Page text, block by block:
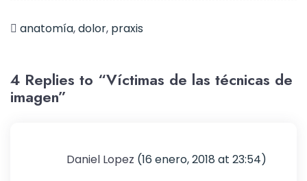
anatomía,dolor, praxis
4 Replies to “Víctimas de las técnicas de
imagen”
Daniel Lopez (16 enero, 2018 at 23:54)